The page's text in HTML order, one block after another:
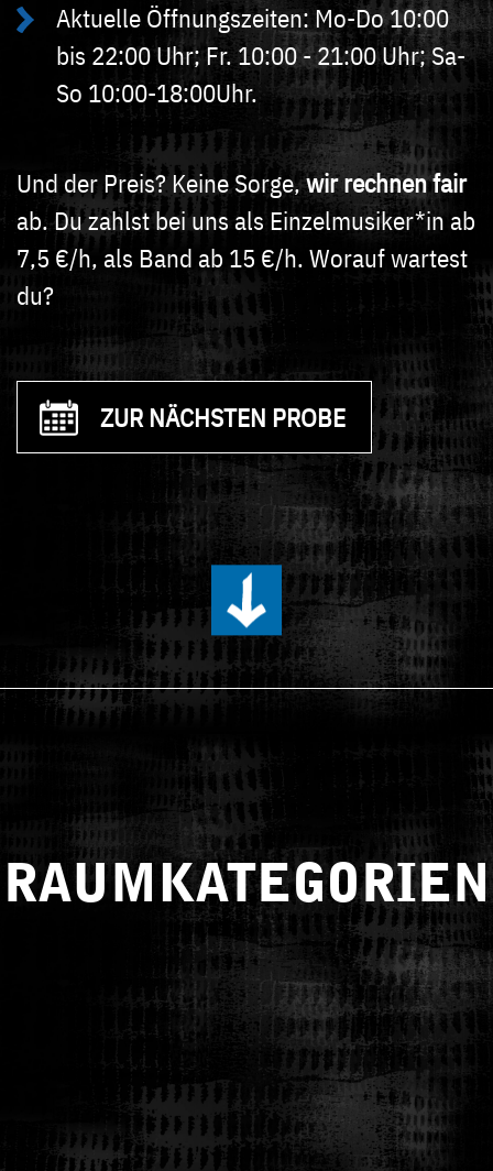
Aktuelle Öffnungszeiten: Mo-Do 10:00
bis 22:00 Uhr; Fr. 10:00 - 21:00 Uhr; Sa-
So 10:00-18:00Uhr.
Und der Preis? Keine Sorge,wir rechnen fair
ab. Du zahlst bei uns als Einzelmusiker*in ab
7,5 €/h, als Band ab 15 €/h. Worauf wartest
du?
ZUR NÄCHSTEN PROBE
RAUMKATEGORIEN